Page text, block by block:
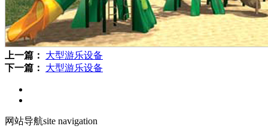
上一篇：
大型游乐设备
下一篇：
大型游乐设备
网站导航site navigation